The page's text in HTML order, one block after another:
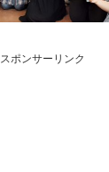
スポンサーリンク